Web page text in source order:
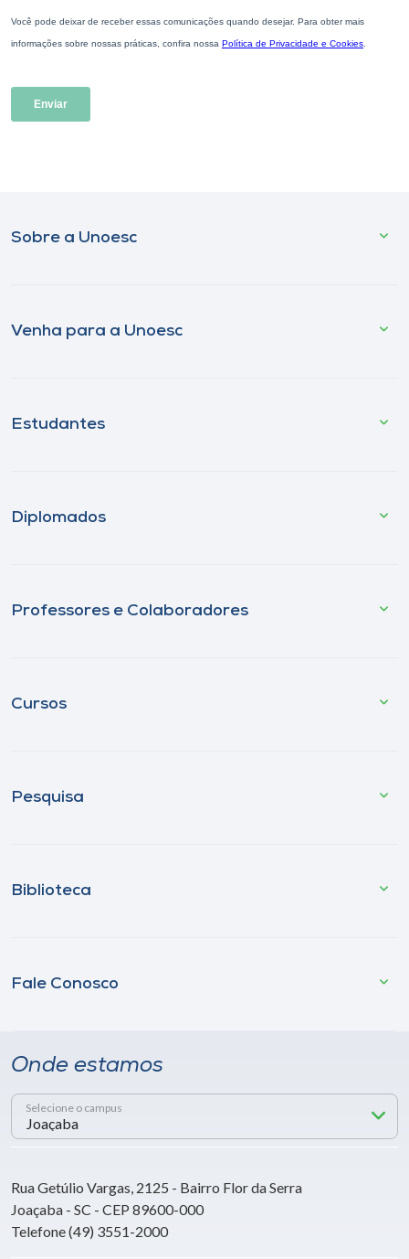
Sobre a Unoesc
Venha para a Unoesc
Estudantes
Diplomados
Professores e Colaboradores
Cursos
Pesquisa
Biblioteca
Fale Conosco
Onde estamos
Selecione o campus
Rua Getúlio Vargas, 2125 - Bairro Flor da Serra
Joaçaba - SC - CEP 89600-000
Telefone (49) 3551-2000